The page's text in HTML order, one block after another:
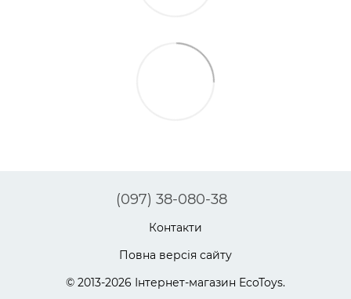
(097) 38-080-38
Контакти
Повна версія сайту
© 2013-2026 Інтернет-магазин EcoToys.